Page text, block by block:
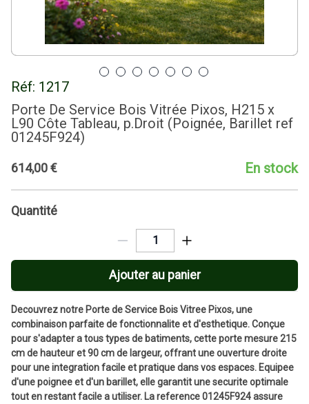
Réf: 1217
Porte De Service Bois Vitrée Pixos, H215 x
L90 Côte Tableau, p.Droit (Poignée, Barillet ref
01245F924)
614,00€ En stock
Quantité
Ajouter au panier
Decouvrez notre Porte de Service Bois Vitree Pixos, une
combinaison parfaite de fonctionnalite et d'esthetique. Conçue
pour s'adapter a tous types de batiments, cette porte mesure 215
cm de hauteur et 90 cm de largeur, offrant une ouverture droite
pour une integration facile et pratique dans vos espaces. Equipee
d'une poignee et d'un barillet, elle garantit une securite optimale
tout en restant facile a utiliser. La reference 01245F924 assure